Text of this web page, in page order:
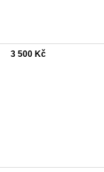
3 500 Kč